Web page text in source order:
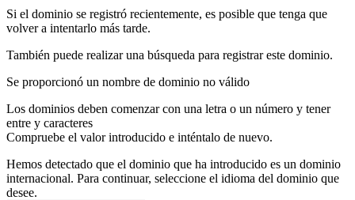
Si el dominio se registró recientemente, es posible que tenga que
volver a intentarlo más tarde.
También puede realizar una búsqueda para registrar este dominio.
Se proporcionó un nombre de dominio no válido
Los dominios deben comenzar con una letra o un número y tener
entre y caracteres
Compruebe el valor introducido e inténtalo de nuevo.
Hemos detectado que el dominio que ha introducido es un dominio
internacional. Para continuar, seleccione el idioma del dominio que
desee.